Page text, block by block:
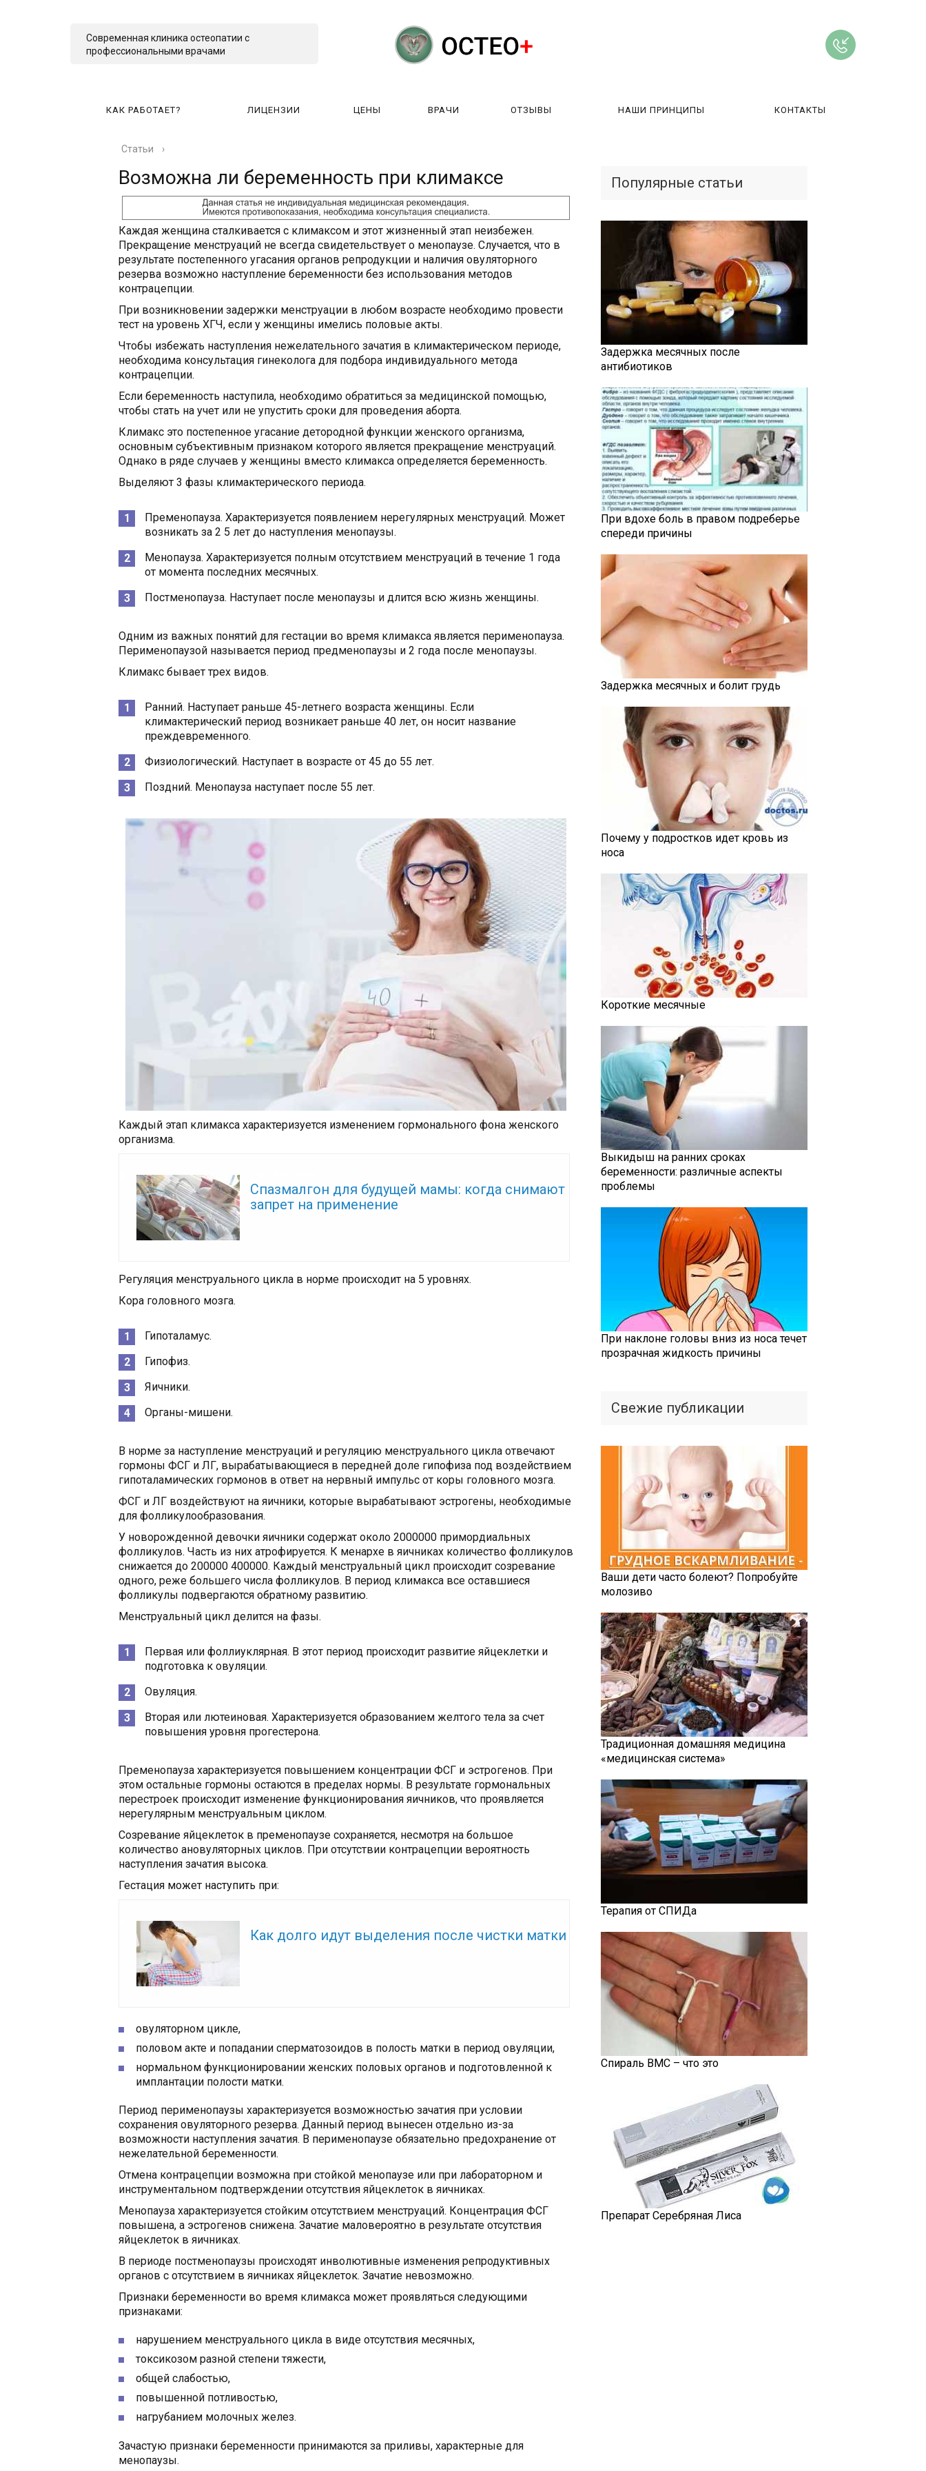
Современная клиника остеопатии с
профессиональными врачами
КАК РАБОТАЕТ? ЛИЦЕНЗИИ ЦЕНЫ ВРАЧИ ОТЗЫВЫ НАШИ ПРИНЦИПЫ КОНТАКТЫ
Статьи ›
Возможна ли беременность при климаксе
Каждая женщина сталкивается с климаксом и этот жизненный этап неизбежен.
Прекращение менструаций не всегда свидетельствует о менопаузе. Случается, что в
результате постепенного угасания органов репродукции и наличия овуляторного
резерва возможно наступление беременности без использования методов
контрацепции.
При возникновении задержки менструации в любом возрасте необходимо провести
тест на уровень ХГЧ, если у женщины имелись половые акты.
Чтобы избежать наступления нежелательного зачатия в климактерическом периоде,
необходима консультация гинеколога для подбора индивидуального метода
контрацепции.
Если беременность наступила, необходимо обратиться за медицинской помощью,
чтобы стать на учет или не упустить сроки для проведения аборта.
Климакс это постепенное угасание детородной функции женского организма,
основным субъективным признаком которого является прекращение менструаций.
Однако в ряде случаев у женщины вместо климакса определяется беременность.
Выделяют 3 фазы климактерического периода.
Пременопауза. Характеризуется появлением нерегулярных менструаций. Может
возникать за 2 5 лет до наступления менопаузы.
Менопауза. Характеризуется полным отсутствием менструаций в течение 1 года
от момента последних месячных.
Постменопауза. Наступает после менопаузы и длится всю жизнь женщины.
Одним из важных понятий для гестации во время климакса является перименопауза.
Перименопаузой называется период предменопаузы и 2 года после менопаузы.
Климакс бывает трех видов.
Ранний. Наступает раньше 45-летнего возраста женщины. Если
климактерический период возникает раньше 40 лет, он носит название
преждевременного.
Физиологический. Наступает в возрасте от 45 до 55 лет.
Поздний. Менопауза наступает после 55 лет.
Каждый этап климакса характеризуется изменением гормонального фона женского
организма.
Спазмалгон для будущей мамы: когда снимают
запрет на применение
Регуляция менструального цикла в норме происходит на 5 уровнях.
Кора головного мозга.
Гипоталамус.
Гипофиз.
Яичники.
Органы-мишени.
В норме за наступление менструаций и регуляцию менструального цикла отвечают
гормоны ФСГ и ЛГ, вырабатывающиеся в передней доле гипофиза под воздействием
гипоталамических гормонов в ответ на нервный импульс от коры головного мозга.
ФСГ и ЛГ воздействуют на яичники, которые вырабатывают эстрогены, необходимые
для фолликулообразования.
У новорожденной девочки яичники содержат около 2000000 примордиальных
фолликулов. Часть из них атрофируется. К менархе в яичниках количество фолликулов
снижается до 200000 400000. Каждый менструальный цикл происходит созревание
одного, реже большего числа фолликулов. В период климакса все оставшиеся
фолликулы подвергаются обратному развитию.
Менструальный цикл делится на фазы.
Первая или фоллиуклярная. В этот период происходит развитие яйцеклетки и
подготовка к овуляции.
Овуляция.
Вторая или лютеиновая. Характеризуется образованием желтого тела за счет
повышения уровня прогестерона.
Пременопауза характеризуется повышением концентрации ФСГ и эстрогенов. При
этом остальные гормоны остаются в пределах нормы. В результате гормональных
перестроек происходит изменение функционирования яичников, что проявляется
нерегулярным менструальным циклом.
Созревание яйцеклеток в пременопаузе сохраняется, несмотря на большое
количество ановуляторных циклов. При отсутствии контрацепции вероятность
наступления зачатия высока.
Гестация может наступить при:
Как долго идут выделения после чистки матки
овуляторном цикле,
половом акте и попадании сперматозоидов в полость матки в период овуляции,
нормальном функционировании женских половых органов и подготовленной к
имплантации полости матки.
Период перименопаузы характеризуется возможностью зачатия при условии
сохранения овуляторного резерва. Данный период вынесен отдельно из-за
возможности наступления зачатия. В перименопаузе обязательно предохранение от
нежелательной беременности.
Отмена контрацепции возможна при стойкой менопаузе или при лабораторном и
инструментальном подтверждении отсутствия яйцеклеток в яичниках.
Менопауза характеризуется стойким отсутствием менструаций. Концентрация ФСГ
повышена, а эстрогенов снижена. Зачатие маловероятно в результате отсутствия
яйцеклеток в яичниках.
В периоде постменопаузы происходят инволютивные изменения репродуктивных
органов с отсутствием в яичниках яйцеклеток. Зачатие невозможно.
Признаки беременности во время климакса может проявляться следующими
признаками:
нарушением менструального цикла в виде отсутствия месячных,
токсикозом разной степени тяжести,
общей слабостью,
повышенной потливостью,
нагрубанием молочных желез.
Зачастую признаки беременности принимаются за приливы, характерные для
менопаузы.
Популярные статьи
Задержка месячных после
антибиотиков
При вдохе боль в правом подреберье
спереди причины
Задержка месячных и болит грудь
Почему у подростков идет кровь из
носа
Короткие месячные
Выкидыш на ранних сроках
беременности: различные аспекты
проблемы
При наклоне головы вниз из носа течет
прозрачная жидкость причины
Свежие публикации
Ваши дети часто болеют? Попробуйте
молозиво
Традиционная домашняя медицина
«медицинская система»
Терапия от СПИДа
Спираль ВМС – что это
Препарат Серебряная Лиса